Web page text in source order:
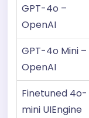
GPT-4o –
OpenAI
GPT-4o Mini –
OpenAI
Finetuned 4o-
mini UIEngine